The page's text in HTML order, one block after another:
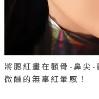
將腮紅畫在顴骨-鼻尖-
微醺的無辜紅暈感！